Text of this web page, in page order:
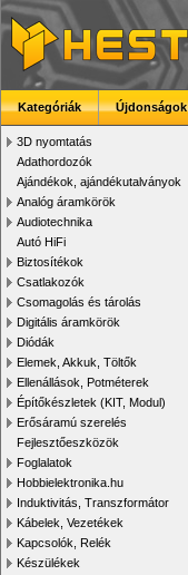
Kategóriák Újdonságok
3D nyomtatás
Adathordozók
Ajándékok, ajándékutalványok
Analóg áramkörök
Audiotechnika
Autó HiFi
Biztosítékok
Csatlakozók
Csomagolás és tárolás
Digitális áramkörök
Diódák
Elemek, Akkuk, Töltők
Ellenállások, Potméterek
Építőkészletek (KIT, Modul)
Erősáramú szerelés
Fejlesztőeszközök
Foglalatok
Hobbielektronika.hu
Induktivitás, Transzformátor
Kábelek, Vezetékek
Kapcsolók, Relék
Készülékek